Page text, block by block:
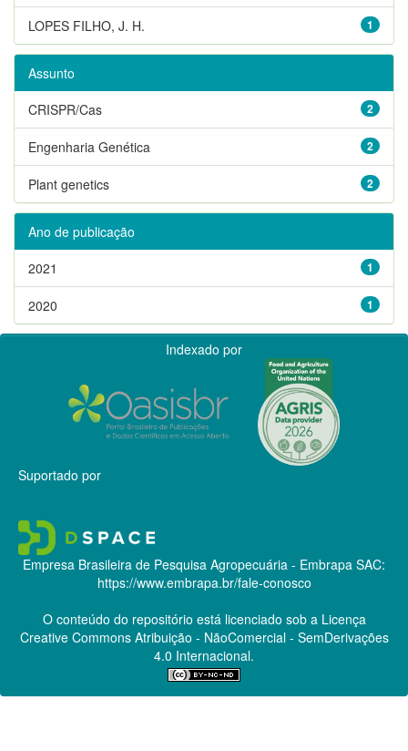
1
LOPES FILHO, J. H.
Assunto
2
CRISPR/Cas
2
Engenharia Genética
2
Plant genetics
Ano de publicação
1
2021
1
2020
Indexado por
Suportado por
Empresa Brasileira de Pesquisa Agropecuária - Embrapa SAC:
https://www.embrapa.br/fale-conosco
O conteúdo do repositório está licenciado sob a Licença
Creative CommonsAtribuição - NãoComercial - SemDerivações
4.0 Internacional.